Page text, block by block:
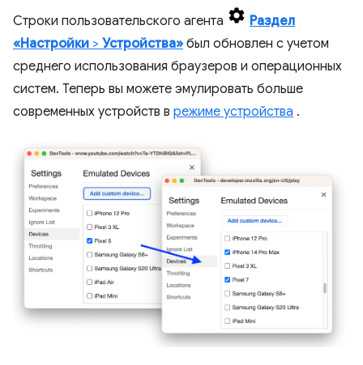
Строки пользовательского агента
Раздел
«Настройки > Устройства» был обновлен с учетом
среднего использования браузеров и операционных
систем. Теперь вы можете эмулировать больше
современных устройств в режиме устройства .